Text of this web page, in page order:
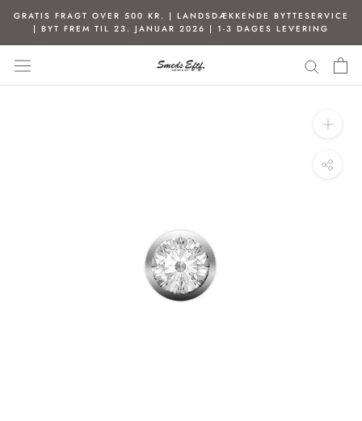
indhold
GRATIS FRAGT OVER 500 KR. | LANDSDÆKKENDE BYTTESERVICE
| BYT FREM TIL 23. JANUAR 2026 | 1-3 DAGES LEVERING